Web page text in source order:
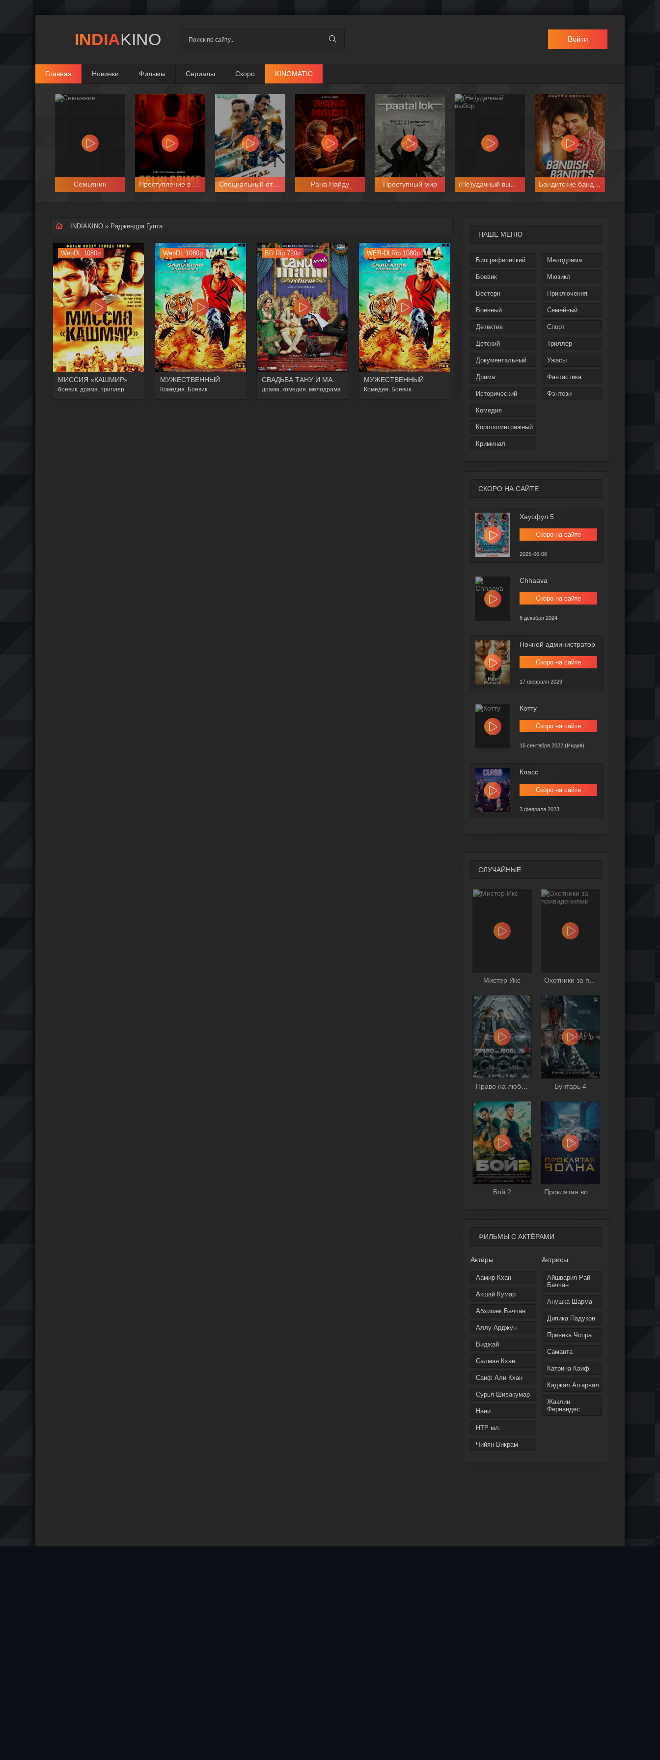
INDIAKINO Войти
Главная Новинки Фильмы Сериалы Скоро KINOMATIC
Семьянин Специальный отряд Рана Найду Преступный мир
НАШЕ МЕНЮ
Биографический
Боевик
Вестерн
Военный
Детектив
Детский
Документальный
Драма
Исторический
Комедия
Короткометражный
Криминал
Мелодрама
Мюзикл
Приключения
Семейный
Спорт
Триллер
Ужасы
Фантастика
Фэнтези
СКОРО НА САЙТЕ
Хаусфул 5
Скоро на сайте
2025-06-06
Chhaava
Скоро на сайте
6 декабря 2024
Ночной администратор
Скоро на сайте
17 февраля 2023
Котту
Скоро на сайте
16 сентября 2022 (Индия)
Класс
Скоро на сайте
3 февраля 2023
СЛУЧАЙНЫЕ
Мистер Икс
Бунтарь 4
Бой 2 Проклятая волна
ФИЛЬМЫ С АКТЁРАМИ
Актёры
Аамир Кхан
Акшай Кумар
Абхишек Баччан
Аллу Арджун
Виджай
Салман Кхан
Саиф Али Кхан
Сурья Шивакумар
Нани
НТР мл.
Чийян Викрам
Актрисы
Айшвария Рай
Баччан
Анушка Шарма
Дипика Падукон
Приянка Чопра
Саманта
Катрина Каиф
Каджал Аггарвал
Жаклин
Фернандес
INDIAKINO » Раджендра Гупта
WebDL 1080p
МИССИЯ «КАШМИР»
боевик драма триллер
WebDL 1080p
МУЖЕСТВЕННЫЙ
Комедия Боевик
BD Rip 720p
драма ,комедия ,мелодрама
WEB-DLRip 1080p
МУЖЕСТВЕННЫЙ
Комедия Боевик